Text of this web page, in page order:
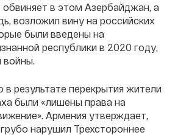
в этом Азербайджан, а
возложил вину на российских
были введены на
республики в 2020 году,
в результате перекрытия жители
были «лишены права на
Армения утверждает,
нарушил Трехстороннее